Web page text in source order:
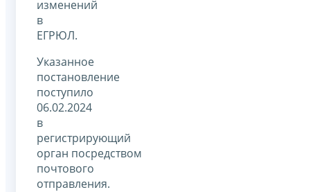
изменений
в
ЕГРЮЛ.
Указанное
постановление
поступило
06.02.2024
в
регистрирующий
орган посредством
почтового
отправления.